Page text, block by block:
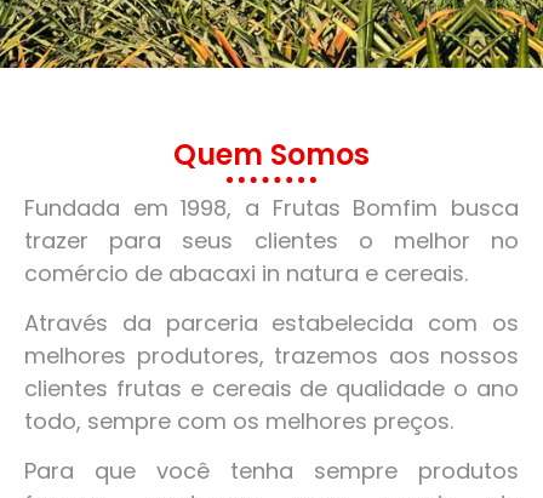
Quem Somos
Fundada em 1998, a Frutas Bomfim busca
trazer para seus clientes o melhor no
comércio de abacaxi in natura e cereais.
Através da parceria estabelecida com os
melhores produtores, trazemos aos nossos
clientes frutas e cereais de qualidade o ano
todo, sempre com os melhores preços.
Para que você tenha sempre produtos